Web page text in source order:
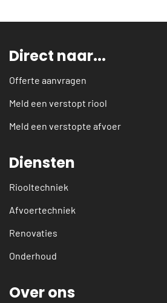
Direct naar...
Offerte aanvragen
Meld een verstopt riool
Meld een verstopte afvoer
Diensten
Riooltechniek
Afvoertechniek
Renovaties
Onderhoud
Over ons